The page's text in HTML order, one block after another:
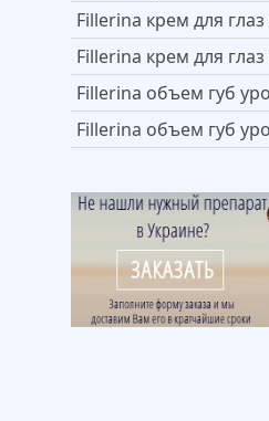
Fillerina крем для
Fillerina крем для
Fillerina объем губ
Fillerina объем губ